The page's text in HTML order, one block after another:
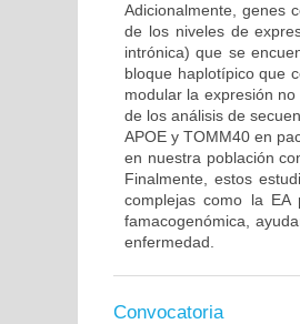
Adicionalmente, genes
de los niveles de
intrónica) que se
bloque haplotípico que
modular la expresión
de los análisis de
APOE y TOMM40 en
en nuestra población
Finalmente, estos
complejas como la
famacogenómica,
enfermedad.
Convocatoria